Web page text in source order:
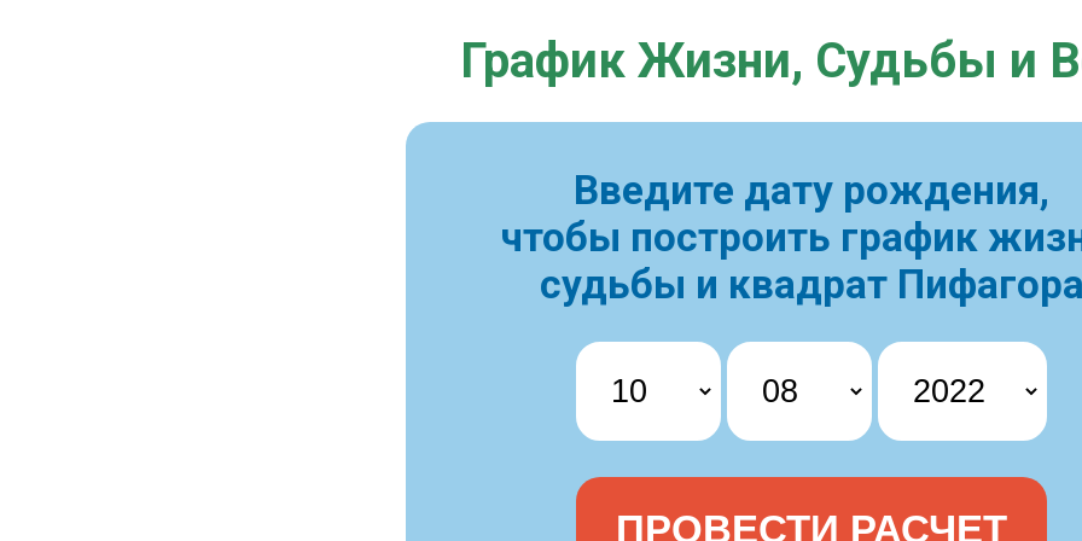
График Жизни, Судьбы и
Введите дату рождения,
чтобы построить график
судьбы и квадрат Пифагора
ПРОВЕСТИ РАСЧЕТ